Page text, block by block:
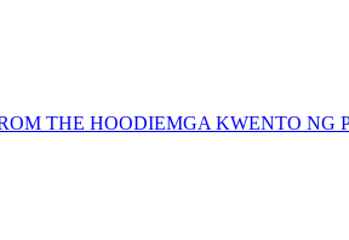
THE HOODIEMGA KWENTO NG